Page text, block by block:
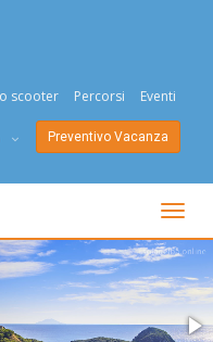
scooter Percorsi Eventi
ENG
DEU
NED
Preventivo Vacanza
Togli